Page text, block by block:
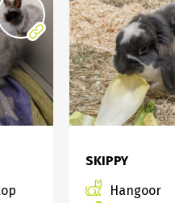
SKIPPY
Hangoor